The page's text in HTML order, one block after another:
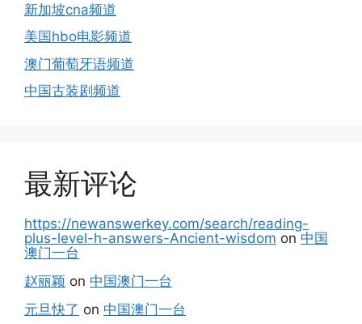
新加坡cna频道
美国hbo电影频道
澳门葡萄牙语频道
中国古装剧频道
最新评论
https://newanswerkey.com/search/reading-
plus-level-h-answers-Ancient-wisdom on 中国
澳门一台
赵丽颖 on 中国澳门一台
元旦快了 on 中国澳门一台